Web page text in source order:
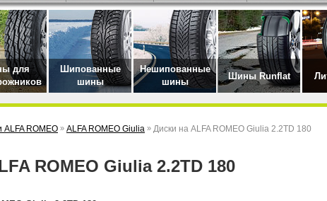
для
Шипованные
шины
Нешипованные
шины
Шины Runflat
ALFA ROMEO » ALFA ROMEO Giulia » Диски на ALFA ROMEO Giulia 2.2TD 180
ROMEO Giulia 2.2TD 180